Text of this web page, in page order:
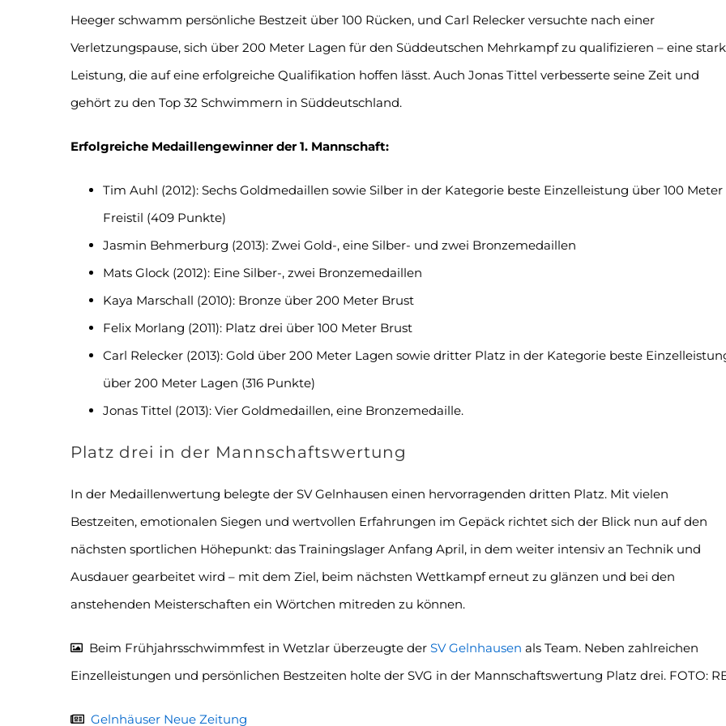
Heeger schwamm persönliche Bestzeit über 100 Rücken, und Carl Relecker versuchte nach einer
Verletzungspause, sich über 200 Meter Lagen für den Süddeutschen Mehrkampf zu qualifizieren – eine
Leistung, die auf eine erfolgreiche Qualifikation hoffen lässt. Auch Jonas Tittel verbesserte seine Zeit und
gehört zu den Top 32 Schwimmern in Süddeutschland.
Erfolgreiche Medaillengewinner der 1. Mannschaft:
Tim Auhl (2012): Sechs Goldmedaillen sowie Silber in der Kategorie beste Einzelleistung über 100 Meter
Freistil (409 Punkte)
Jasmin Behmerburg (2013): Zwei Gold-, eine Silber- und zwei Bronzemedaillen
Mats Glock (2012): Eine Silber-, zwei Bronzemedaillen
Kaya Marschall (2010): Bronze über 200 Meter Brust
Felix Morlang (2011): Platz drei über 100 Meter Brust
Carl Relecker (2013): Gold über 200 Meter Lagen sowie dritter Platz in der Kategorie beste
über 200 Meter Lagen (316 Punkte)
Jonas Tittel (2013): Vier Goldmedaillen, eine Bronzemedaille.
Platz drei in der Mannschaftswertung
In der Medaillenwertung belegte der SV Gelnhausen einen hervorragenden dritten Platz. Mit vielen
Bestzeiten, emotionalen Siegen und wertvollen Erfahrungen im Gepäck richtet sich der Blick nun auf den
nächsten sportlichen Höhepunkt: das Trainingslager Anfang April, in dem weiter intensiv an Technik und
Ausdauer gearbeitet wird – mit dem Ziel, beim nächsten Wettkampf erneut zu glänzen und bei den
anstehenden Meisterschaften ein Wörtchen mitreden zu können.
Beim Frühjahrsschwimmfest in Wetzlar überzeugte der SV Gelnhausen als Team. Neben zahlreichen
Einzelleistungen und persönlichen Bestzeiten holte der SVG in der Mannschaftswertung Platz drei. FOTO:
Gelnhäuser Neue Zeitung